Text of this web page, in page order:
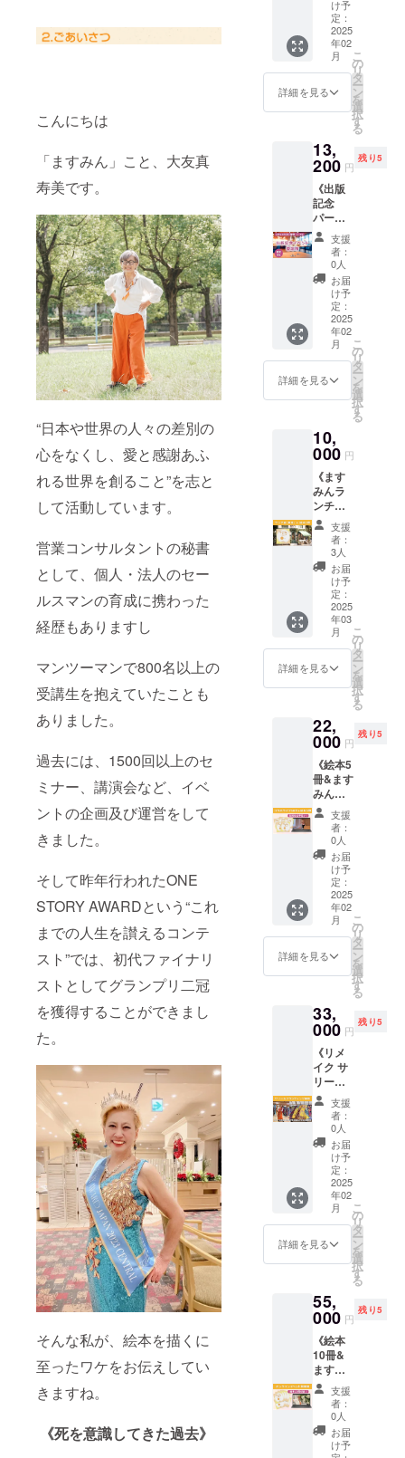
こんにちは
「ますみん」こと、大友真
寿美です。
“日本や世界の人々の差別の
心をなくし、愛と感謝あふ
れる世界を創ること”を志と
して活動しています。
営業コンサルタントの秘書
として、個人・法人のセー
ルスマンの育成に携わった
経歴もありますし
マンツーマンで800名以上の
受講生を抱えていたことも
ありました。
過去には、1500回以上のセ
ミナー、講演会など、イベ
ントの企画及び運営をして
きました。
そして昨年行われたONE
STORY AWARDという“これ
までの人生を讃えるコンテ
スト”では、初代ファイナリ
ストとしてグランプリ二冠
を獲得することができまし
た。
そんな私が、絵本を描くに
至ったワケをお伝えしてい
きますね。
《死を意識してきた過去》
◇安納
芋につ
いて ・
スー
パーや
ECサイ
トで購
入いた
芋の重
さのめ
やす
100g（
送料込
み） ・
産地
種子島
作成、
リター
ン案の
サポー
トをし
てもら
えます
ディン
グ開始
から終
了まで
伴走サ
ポート
を受け
られま
す（最
大6ヵ月
間） ※
成功を
確約す
るもの
ではな
予めご
了承く
のジャ
ンルや
クラウ
ドファ
ンディ
ングの
会社を
問わず
伴走し
てもら
えます
※1回の
支援で
立ち上
げサ
をする
プロ
までな
ります
※伴走を
行える
のはご
支援様
がプロ
ジェク
トオー
ナーと
してで
立ち上
げるク
ラウド
ファン
グのみ
になり
伴走サ
ポート
の内容
・メー
ルや
チャッ
トによ
るクラ
ウド
ファン
ディン
グの相
談 ・オ
ンライ
ンミー
ティン
グ
（Googl
eMeet
しま
す） ・
応援コ
ミュニ
ティの
立ち上
げのア
ドバイ
談や
ミー
ティン
をサイ
ン入り
で1冊お
届けし
ます
（国内
送料込
飲食代
は込み
になり
ます ・
会場へ
の交通
費は各
自でご
負担く
ださい
・当日
は絵本
の読み
聞かせ
や催し
物を予
定して
につい
て 開催
2025年
2月23日
（日）
11:00～
14:30（
受付
10:30〜
） 場
所：東
京都渋
谷区代
官山
は支援
者の方
しま
す） ※
画像の
メ
ニュー
はイ
メージ
です ◇
えほん
につい
て サイ
ズ：
148mm
×148m
m 正方
社：い
しだえ
出版）
ページ
数：24
ページ /
カラー
発売日
2025年
1月（予
定） ※
クラウ
ドファ
ンディ
ング実
施にあ
たり出
許可を
得てお
※ 画像
はイ
メージ
です
（外観
や仕様
は変更
になる
場合が
ありま
す）
京で開
催する
絵本出
版記念
パー
ティー
イベン
トであ
サービ
スのチ
ラシを
折り込
みもい
ただけ
ます 当
日は参
加でき
ないけ
ど、ま
すみん
を応援
した
い！
せっか
くなの
方はこ
ちらを
ご支援
くださ
い！ [内
容] ・絵
本を1冊
お届け
します
（国内
送料込
み） ・
当日は
絵本の
読み聞
かせや
催し物
協賛い
ただい
たご支
援者の
お名前
と原稿
400文字
1枚分を
代読い
たしま
す（PR
にお役
立てく
ださ
い） ・
のサー
ビスや
A4サイ
ズ1枚ま
でを、
参加者
の方へ
お渡し
する配
布物に
折り込
みいた
だけま
稿やチ
ラシを
ご用意
い ※チ
ラシは
にご持
参くだ
さい
（郵送
も可で
す。指
定する
場所に
パー
ティー
の1週間
け予
定：
2025
年02
月
詳細を見る
こ
の
リ
タ
ー
ン
を
選
択
す
る
13,
200 円
残り5
《出版
記念
パー
ティー
登壇＆
協賛権
》 2月
23日
（日) 東
京で開
催する
絵本出
版記念
パー
ティー
イベン
様がご
参加で
きます
パー
ティ内
で舞台
に立っ
て5分間
のPR ＆
あなた
のサー
ビスの
チラシ
を折り
込みも
いただ
けます
者の方
にご連
絡いた
します
・絵本
をサイ
ン入り
で1冊お
届けし
ます
（国内
送料込
み） ・
コース
料理の
飲食代
は込み
の交通
費は各
負担く
ださい
・当日
は絵本
の読み
聞かせ
や催し
物を予
定して
います
・最大
で5分間
ただけ
ます ・
品のチ
ラシ A4
サイズ1
枚まで
を、参
加者の
方へお
渡しす
る配布
物に折
り込み
支援
者：
0人
お届
け予
定：
2025
年02
月
詳細を見る
こ
の
リ
タ
ー
ン
を
選
択
す
る
10,
000 円
《ます
みんラ
ンチ会
と絵本1
冊》 ラ
ンチを
食べな
がら絵
本のこ
とや
2025年
の目標
などを
お話し
ましょ
う [内
ンチ会
に1回ご
参加で
きます
（時間
は12:00
から
14:00を
予定）
・日程
は参加
者のみ
なさん
と調整
させて
いただ
きます
は、わ
たしと
サシで
ランチ
会をし
ましょ
う♪）
・絵本
を1冊お
届けし
ます ・
ランチ
代は込
みにな
ります
・会場
への交
くださ
い ※詳
メー
ル、
メッ
セージ
にてご
相談さ
せてく
ださい
支援
者：
3人
お届
け予
定：
2025
年03
月
詳細を見る
こ
の
リ
タ
ー
ン
を
選
択
す
る
22,
000 円
残り5
《絵本5
冊&ます
みんコ
ラボラ
イブ60
分》 コ
ツコツ
続けて
きた
Facebo
okのラ
イブ配
信も気
づけば5
年目。
これま
いろな
方とコ
ラボラ
イブを
実施し
てきま
した。
次はあ
なたと
コラボ
させて
くださ
い！！
あなた
を深堀
するコ
ラボラ
す！PR
にお役
立てく
ださ
い！ [内
容] ・60
分のコ
ラボラ
イブを1
回行い
ます ・
支援
者：
0人
お届
け予
定：
2025
年02
月
詳細を見る
こ
の
リ
タ
ー
ン
を
選
択
す
る
33,
000 円
残り5
《リメ
イク サ
リーの
ブラン
ディン
グ撮影
チケッ
ト》
たった1
枚の布
でなん
と無限
スタイ
リング
が出来
るとい
ちゃく
ちゃコ
スパ
で、お
しゃれ
で、か
わい
い、リ
メイク
サ
リー。
支援
者：
0人
お届
け予
定：
2025
年02
月
詳細を見る
こ
の
リ
タ
ー
ン
を
選
択
す
る
55,
000 円
残り5
《絵本
10冊&
ますみ
んとオ
ンライ
ンイベ
ント開
催》 ま
支援
者：
0人
お届
け予